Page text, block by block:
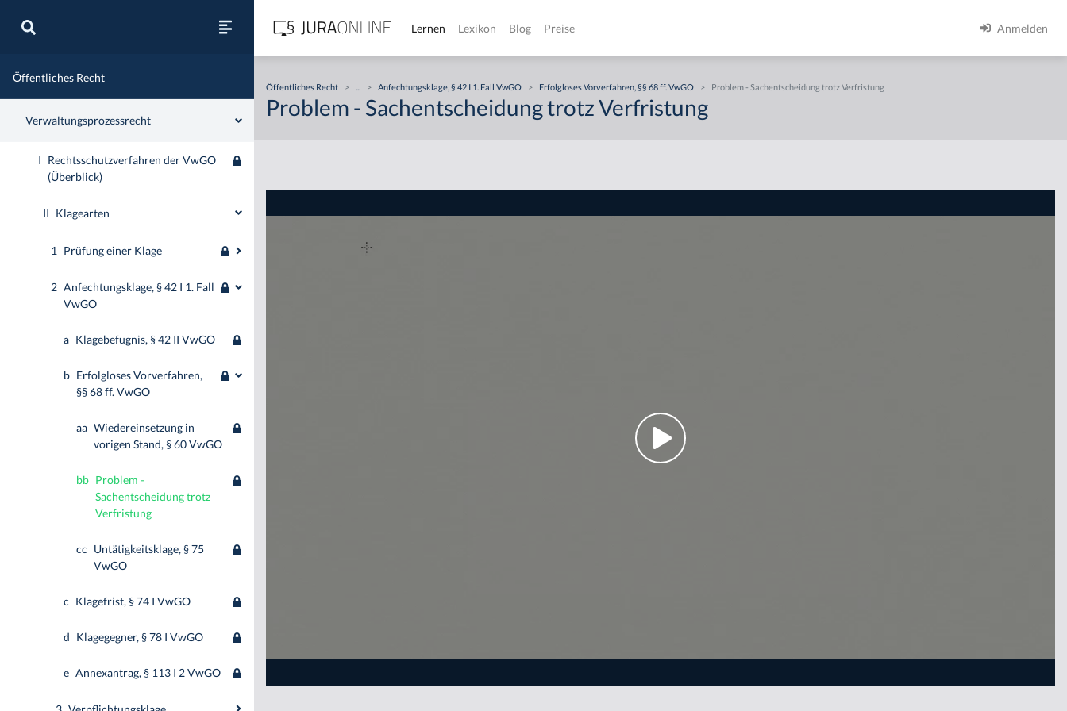
Zivilrecht
Öffentliches Recht
Verwaltungsprozessrecht
I Rechtsschutzverfahren der VwGO
(Überblick)
II Klagearten
1 Prüfung einer Klage
2 Anfechtungsklage, § 42 I 1. Fall
VwGO
a Klagebefugnis, § 42 II VwGO
b Erfolgloses Vorverfahren,
§§ 68 ff. VwGO
aa Wiedereinsetzung in
vorigen Stand, § 60 VwGO
bb Problem -
Sachentscheidung trotz
Verfristung
cc Untätigkeitsklage, § 75
VwGO
c Klagefrist, § 74 I VwGO
d Klagegegner, § 78 I VwGO
e Annexantrag, § 113 I 2 VwGO
Lernen Lexikon Blog Preise Anmelden
Öffentliches Recht > ... > Anfechtungsklage, § 42 I 1. Fall VwGO > Erfolgloses Vorverfahren, §§ 68 ff. VwGO > Problem - Sachentscheidung trotz Verfristung
Problem - Sachentscheidung trotz Verfristung